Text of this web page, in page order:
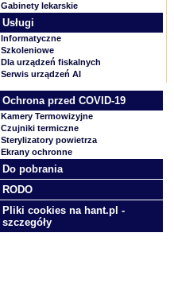
Gabinety lekarskie
Usługi
Informatyczne
Szkoleniowe
Dla urządzeń fiskalnych
Serwis urządzeń AI
Ochrona przed COVID-19
Kamery Termowizyjne
Czujniki termiczne
Sterylizatory powietrza
Ekrany ochronne
Do pobrania
RODO
Pliki cookies na hant.pl -
szczegóły